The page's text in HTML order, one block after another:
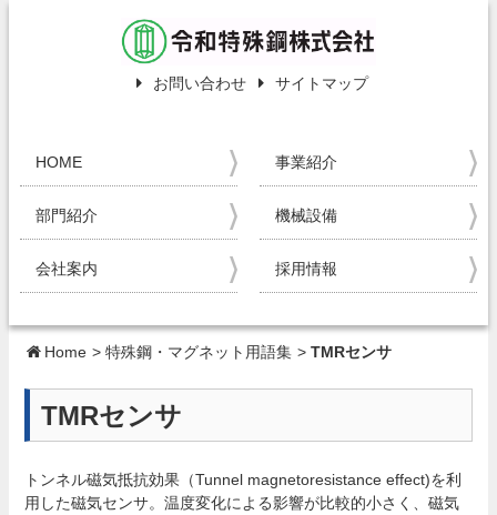
お問い合わせ サイトマップ
HOME 事業紹介
部門紹介 機械設備
会社案内 採用情報
Home > 特殊鋼・マグネット用語集 > TMRセンサ
TMRセンサ
トンネル磁気抵抗効果（Tunnel magnetoresistance effect)を利
用した磁気センサ。温度変化による影響が比較的小さく、磁気